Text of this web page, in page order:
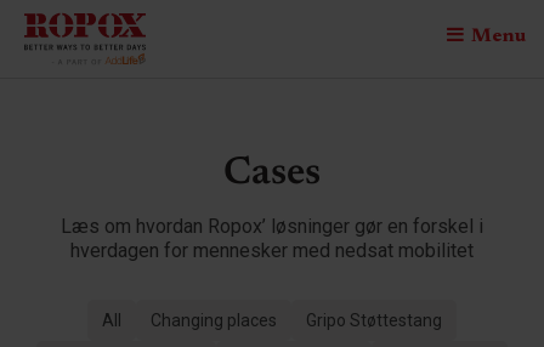
Menu
Cases
Læs om hvordan Ropox’ løsninger gør en forskel i
hverdagen for mennesker med nedsat mobilitet
All Changing places Gripo Støttestang